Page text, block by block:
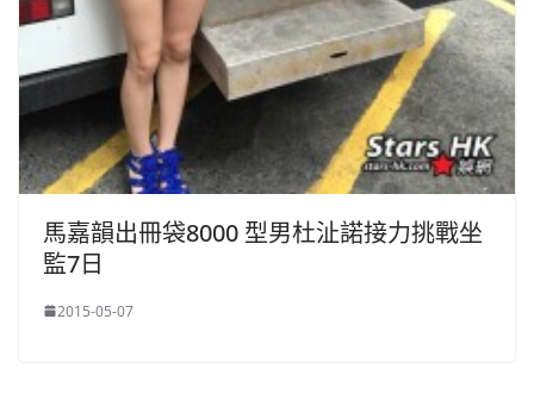
馬嘉韻出冊袋8000 型男杜沚諾接力挑戰坐
監7日
2015-05-07